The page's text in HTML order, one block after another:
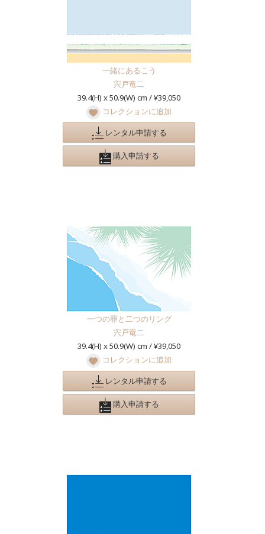
一緒にあるこう
宍戸竜二
39.4(H) x 50.9(W) cm / ¥39,050
コレクションに追加
レンタル申請する
購入申請する
一つの罪と二つのリング
宍戸竜二
39.4(H) x 50.9(W) cm / ¥39,050
コレクションに追加
レンタル申請する
購入申請する